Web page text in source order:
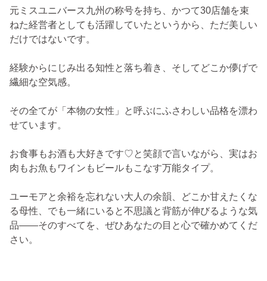
元ミスユニバース九州の称号を持ち、かつて30店舗を束
ねた経営者としても活躍していたというから、ただ美しい
だけではないです。
経験からにじみ出る知性と落ち着き、そしてどこか儚げで
繊細な空気感。
その全てが「本物の女性」と呼ぶにふさわしい品格を漂わ
せています。
お食事もお酒も大好きです♡と笑顔で言いながら、実はお
肉もお魚もワインもビールもこなす万能タイプ。
ユーモアと余裕を忘れない大人の余韻、どこか甘えたくな
る母性、でも一緒にいると不思議と背筋が伸びるような気
品――そのすべてを、ぜひあなたの目と心で確かめてくだ
さい。